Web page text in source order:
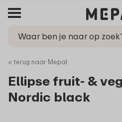
< terug naar Mepal
Ellipse fruit- &
Nordic black